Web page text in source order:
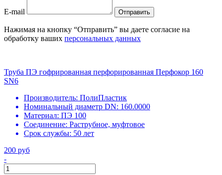
E-mail Отправить
Нажимая на кнопку “Отправить” вы даете согласие на
обработку ваших персональных данных
Труба ПЭ гофрированная перфорированная Перфокор 160
SN6
Производитель: ПолиПластик
Номинальный диаметр DN: 160.0000
Материал: ПЭ 100
Соединение: Раструбное, муфтовое
Срок службы: 50 лет
200 руб
-